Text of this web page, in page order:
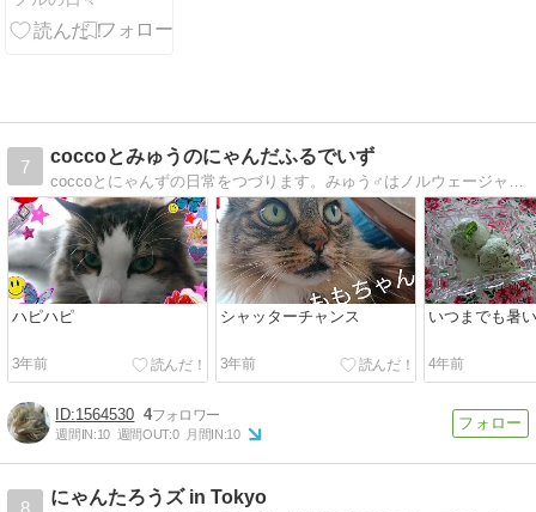
7
coccoとみゅうのにゃんだふるでいず
ハピハピ
3年前
シャッターチャンス
3年前
いつまでも暑
4年前
1564530 4
週間IN:10 週間OUT:0 月間IN:10
にゃんたろうズ in Tokyo